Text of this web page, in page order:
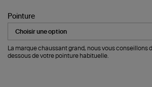
Camouflage
Gris
Taupe
Noir
Pointure
La marque chaussant grand, nous vous conseillons
dessous de votre pointure habituelle.